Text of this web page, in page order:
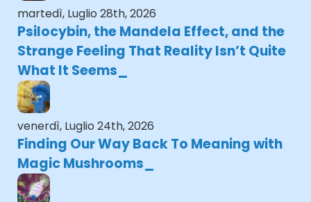
martedì, Luglio 28th, 2026
Psilocybin, the Mandela Effect, and the
Strange Feeling That Reality Isn’t Quite
What It Seems
venerdì, Luglio 24th, 2026
Finding Our Way Back To Meaning with
Magic Mushrooms